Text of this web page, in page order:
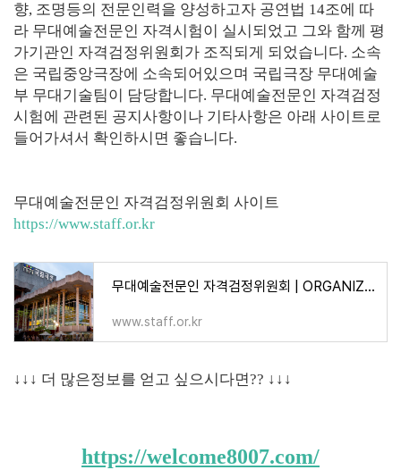
향, 조명등의 전문인력을 양성하고자 공연법 14조에 따
라 무대예술전문인 자격시험이 실시되었고 그와 함께 평
가기관인 자격검정위원회가 조직되게 되었습니다. 소속
은 국립중앙극장에 소속되어있으며 국립극장 무대예술
부 무대기술팀이 담당합니다. 무대예술전문인 자격검정
시험에 관련된 공지사항이나 기타사항은 아래 사이트로
들어가셔서 확인하시면 좋습니다.
무대예술전문인 자격검정위원회 사이트
https://www.staff.or.kr
무대예술전문인 자격검정위원회 | ORGANIZATION OF THEATRICALARTS & TECHNICIANS
www.staff.or.kr
↓↓↓ 더 많은정보를 얻고 싶으시다면?? ↓↓↓
https://welcome8007.com/